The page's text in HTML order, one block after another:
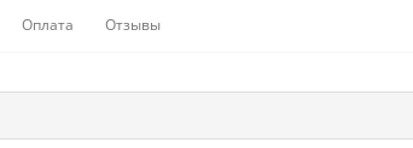
Оплата Отзывы